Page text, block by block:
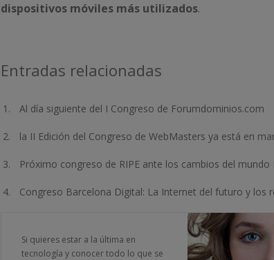
dispositivos móviles más utilizados.
Entradas relacionadas
Al día siguiente del I Congreso de Forumdominios.com
la II Edición del Congreso de WebMasters ya está en
Próximo congreso de RIPE ante los cambios del mundo
Congreso Barcelona Digital: La Internet del futuro y los
Si quieres estar a la última en
tecnología y conocer todo lo que se